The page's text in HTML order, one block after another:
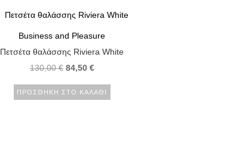
Business and Pleasure
Πετσέτα θαλάσσης Riviera White
130,00€ 84,50 €
ΠΡΟΣΘΉΚΗ ΣΤΟ ΚΑΛΆΘΙ